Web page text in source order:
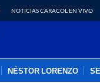
NOTICIAS CARACOL EN VIVO
NÉSTOR LORENZO